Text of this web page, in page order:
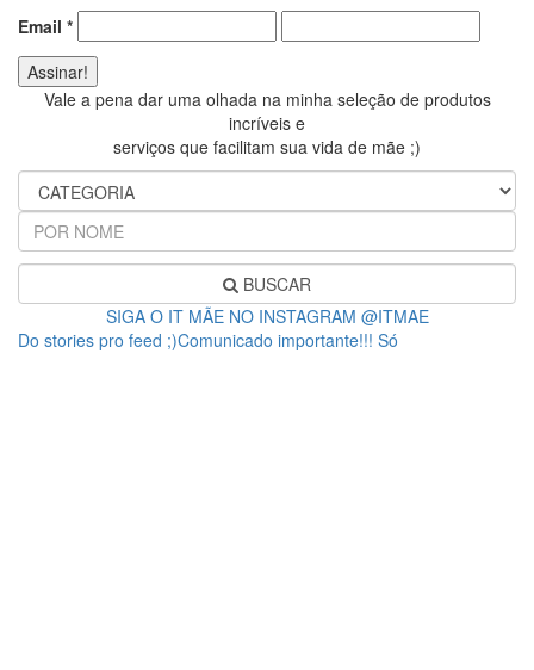
Email *
Vale a pena dar uma olhada na minha seleção de produtos
incríveis e
serviços que facilitam sua vida de mãe ;)
BUSCAR
SIGA O IT MÃE NO INSTAGRAM @ITMAE
Do stories pro feed ;)Comunicado importante!!! Só